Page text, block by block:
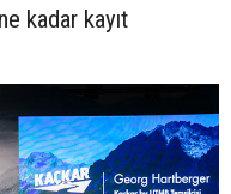
kadar kayıt